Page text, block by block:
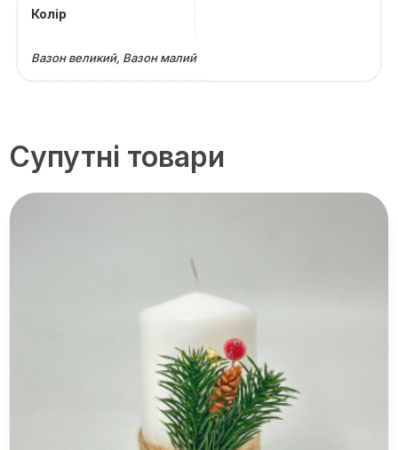
Колір
Вазон великий, Вазон малий
Супутні товари